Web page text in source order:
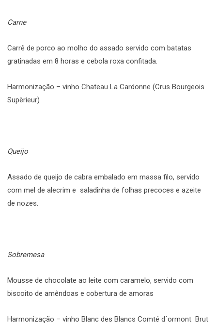
Carne
Carrê de porco ao molho do assado servido com batatas
gratinadas em 8 horas e cebola roxa confitada.
Harmonização – vinho Chateau La Cardonne (Crus Bourgeois
Supèrieur)
Queijo
Assado de queijo de cabra embalado em massa filo, servido
com mel de alecrim e saladinha de folhas precoces e azeite
de nozes.
Sobremesa
Mousse de chocolate ao leite com caramelo, servido com
biscoito de amêndoas e cobertura de amoras
Harmonização – vinho Blanc des Blancs Comté d´ormont Brut